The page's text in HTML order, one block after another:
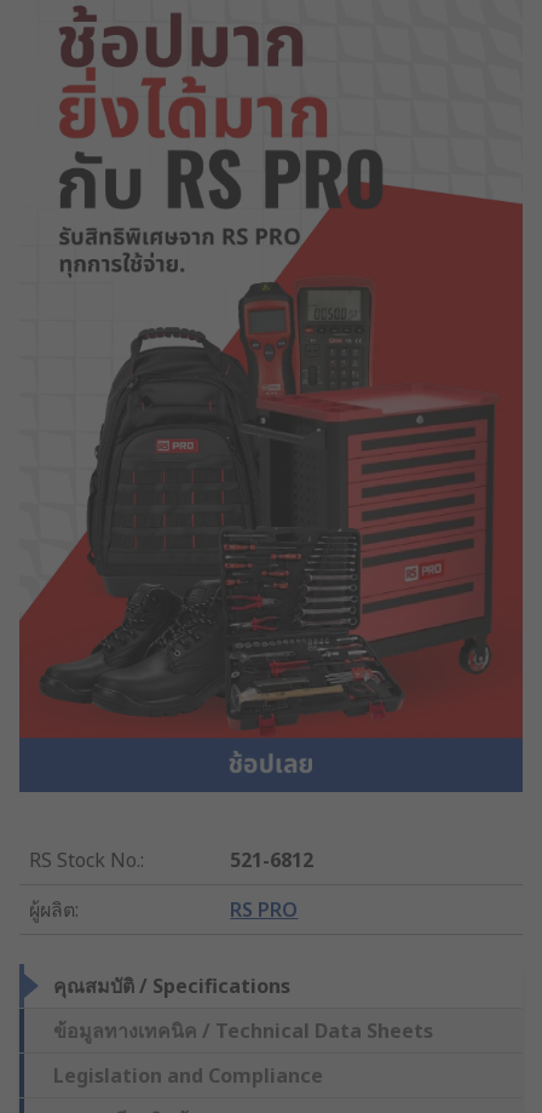
RS Stock No.:
521-6812
ผู้ผลิต: RS PRO
คุณสมบัติ / Specifications
ข้อมูลทางเทคนิค / Technical Data Sheets
Legislation and Compliance